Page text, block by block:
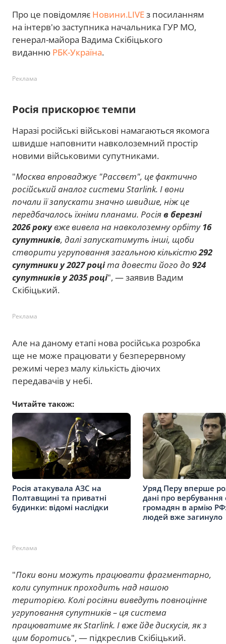
Про це повідомляє Новини.LIVEз посиланням
на інтерв'ю заступника начальника ГУР МО,
генерал-майора Вадима Скібіцького
виданню РБК-Україна.
Реклама
Росія прискорює темпи
Наразі російські військові намагаються якомога
швидше наповнити навколоземний простір
новими військовими супутниками.
"Москва впроваджує "Рассвєт", це фактично
російський аналог системи Starlink. І вони
почали її запускати значно швидше, ніж це
передбачалось їхніми планами. Росіяв березні
2026 рокувже вивела на навколоземну орбіту16
супутників, далі запускатимуть інші, щоби
створити угруповання загальною кількістю292
супутники у 2027 роціта довести його до 924
супутників у 2035 році", — заявив Вадим
Скібіцький.
Реклама
Але на даному етапі нова російська розробка
ще не може працювати у безперервному
режимі через малу кількість діючих
передавачів у небі.
Читайте також:
Росія атакувала АЗС на
Полтавщині та приватні
будинки: відомі наслідки
Уряд Перу вперше
дані про вербування
громадян в армію
людей вже загинуло
Реклама
"Поки вони можуть працювати фрагментарно,
коли супутник проходить над нашою
територією. Колі росіяни виведуть повноцінне
угруповання супутників – ця система
працюватиме як Starlink. І вже йде дискусія, як з
цим боротись", — підкреслив Скібіцький.